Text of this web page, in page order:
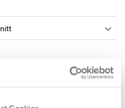
von freiheit+ aus?
Chancen bei